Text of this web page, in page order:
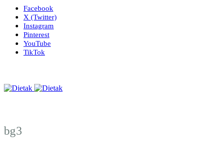
Facebook
X (Twitter)
Instagram
Pinterest
YouTube
TikTok
bg3